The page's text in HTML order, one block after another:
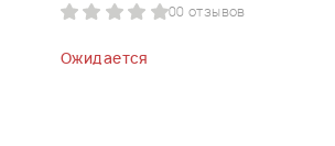
00 отзывов
Ожидается